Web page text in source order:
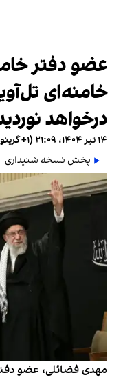
عضو دفتر
خامنه‌ای
درخواهد
۱۴ تیر ۱۴۰۴، ۲۱:۰۹ (‎+۱ گرینویچ)
پخش نسخه شنیداری
مهدی فضائلی، عضو